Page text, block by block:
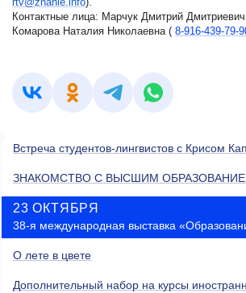
Контактные лица: Марчук Дмитрий Дмитриевич
Комарова Наталия Николаевна ( 8-916-439-79-
Встреча студентов-лингвистов с Крисом
ЗНАКОМСТВО С ВЫСШИМ
23 ОКТЯБРЯ
38-я международная выставка
О лете в цвете
Дополнительный набор на курсы